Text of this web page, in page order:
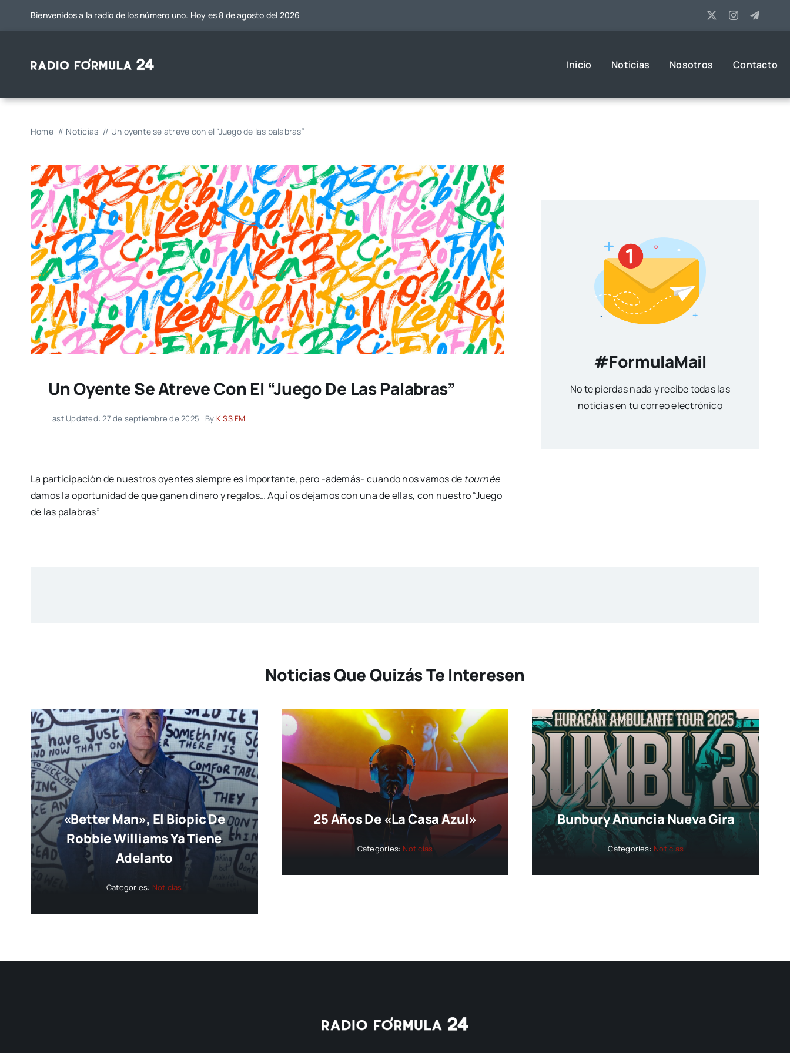
Bienvenidos a la radio de los número uno. Hoy es 8 de agosto del 2026
Inicio Noticias Nosotros Contacto
Home Noticias Un oyente se atreve con el “Juego de las palabras”
Un Oyente Se Atreve Con El “Juego De Las Palabras”
Last Updated: 27 de septiembre de 2025 By KISS FM
La participación de nuestros oyentes siempre es importante, pero -además- cuando nos vamos de tournée
damos la oportunidad de que ganen dinero y regalos… Aquí os dejamos con una de ellas, con nuestro “Juego
de las palabras”
#FormulaMail
No te pierdas nada y recibe todas las
noticias en tu correo electrónico
Noticias Que Quizás Te Interesen
«Better Man», El Biopic De
Robbie Williams Ya Tiene
Adelanto
Categories: Noticias
25 Años De «La Casa Azul»
Categories: Noticias
Bunbury Anuncia Nueva Gira
Categories: Noticias